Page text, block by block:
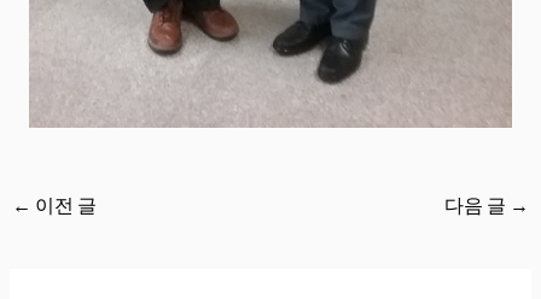
← 이전 글 다음 글 →